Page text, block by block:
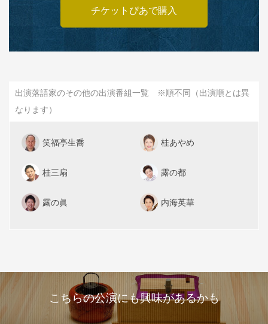
チケットぴあで購入
出演落語家のその他の出演番組一覧 ※順不同（出演順とは異
なります）
笑福亭生喬 桂あやめ
桂三扇 露の都
露の眞 内海英華
こちらの公演にも興味があるかも